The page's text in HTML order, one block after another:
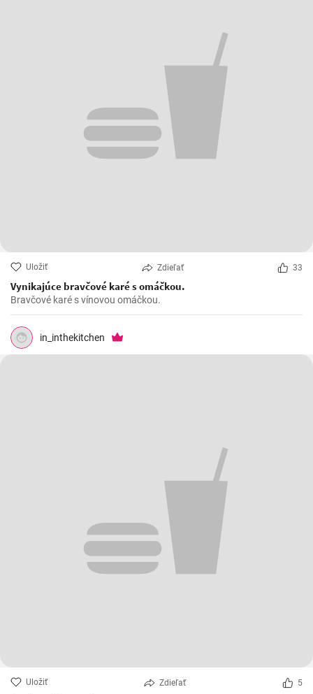
Uložiť Zdieľať 33
Vynikajúce bravčové karé s omáčkou.
Bravčové karé s vínovou omáčkou.
in_inthekitchen
Uložiť Zdieľať 5